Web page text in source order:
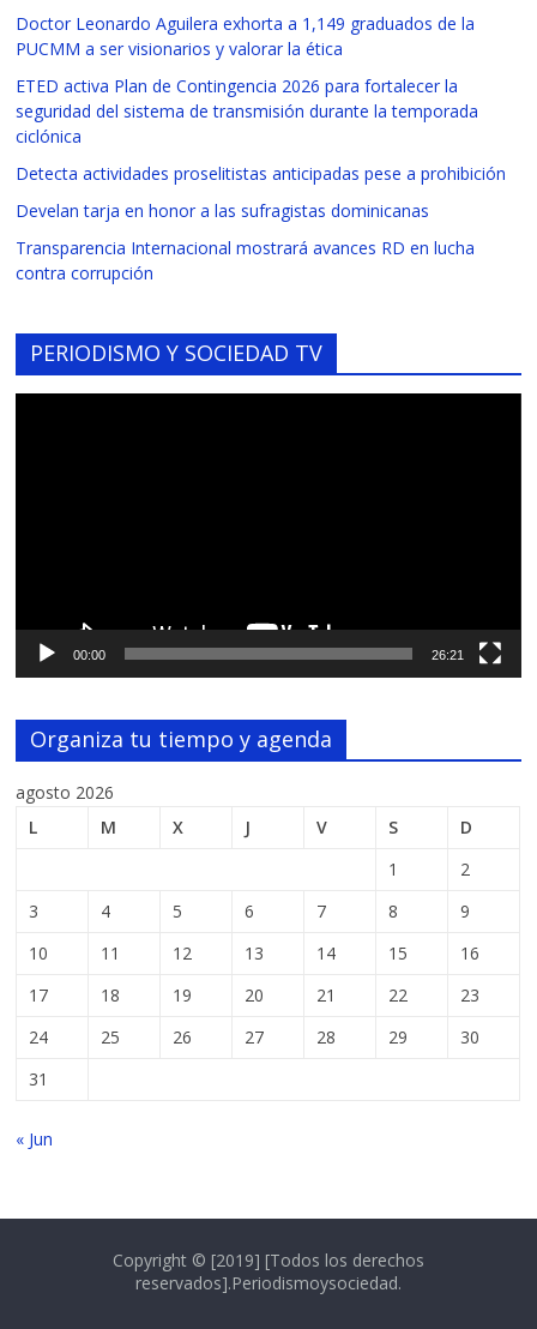
Doctor Leonardo Aguilera exhorta a 1,149 graduados de la
PUCMM a ser visionarios y valorar la ética
ETED activa Plan de Contingencia 2026 para fortalecer la
seguridad del sistema de transmisión durante la temporada
ciclónica
Detecta actividades proselitistas anticipadas pese a prohibición
Develan tarja en honor a las sufragistas dominicanas
Transparencia Internacional mostrará avances RD en lucha
contra corrupción
PERIODISMO Y SOCIEDAD TV
00:00 26:21
Organiza tu tiempo y agenda
agosto 2026
L
M X J V S
D
1
2
3
4 5 6 7 8
9
10
11 12 13 14 15
16
17
18 19 20 21 22
23
24
25 26 27 28 29
30
31
« Jun
Copyright © [2019] [Todos los derechos
reservados].Periodismoysociedad.